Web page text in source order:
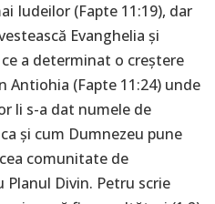
Iudeilor (Fapte 11:19), dar
Evanghelia și
ce a determinat o creștere
Antiohia (Fapte 11:24) unde
li s-a dat numele de
și cum Dumnezeu pune
comunitate de
Planul Divin. Petru scrie